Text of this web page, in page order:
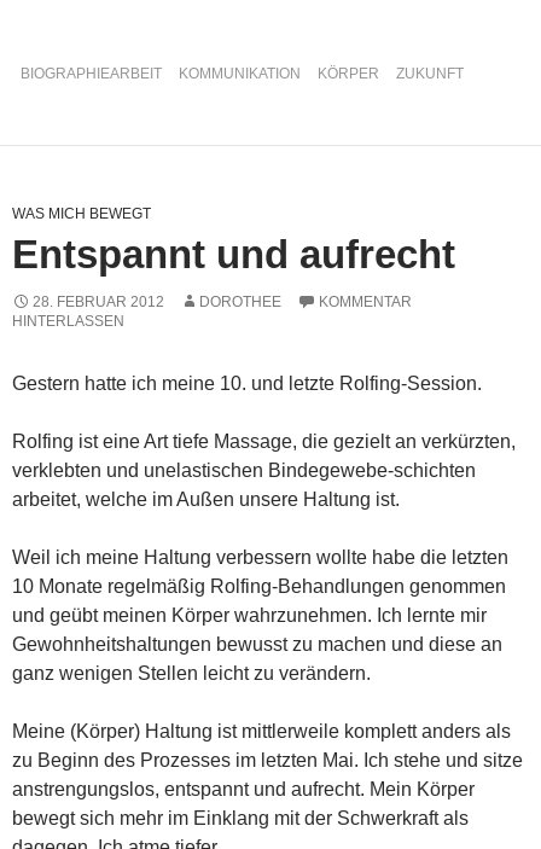
BIOGRAPHIEARBEIT KOMMUNIKATION KÖRPER ZUKUNFT
WAS MICH BEWEGT
Entspannt und aufrecht
28. FEBRUAR 2012 DOROTHEE
KOMMENTAR
HINTERLASSEN
Gestern hatte ich meine 10. und letzte Rolfing-Session.
Rolfing ist eine Art tiefe Massage, die gezielt an verkürzten,
verklebten und unelastischen Bindegewebe-schichten
arbeitet, welche im Außen unsere Haltung ist.
Weil ich meine Haltung verbessern wollte habe die letzten
10 Monate regelmäßig Rolfing-Behandlungen genommen
und geübt meinen Körper wahrzunehmen. Ich lernte mir
Gewohnheitshaltungen bewusst zu machen und diese an
ganz wenigen Stellen leicht zu verändern.
Meine (Körper) Haltung ist mittlerweile komplett anders als
zu Beginn des Prozesses im letzten Mai. Ich stehe und sitze
anstrengungslos, entspannt und aufrecht. Mein Körper
bewegt sich mehr im Einklang mit der Schwerkraft als